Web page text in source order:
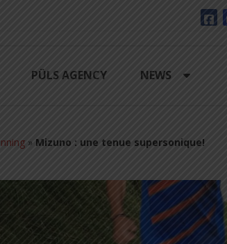
PÜLS AGENCY NEWS
» Mizuno : une tenue supersonique!